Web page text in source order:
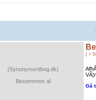
(Synonymordbog.dk)
Bestemmes af
( >
Gå